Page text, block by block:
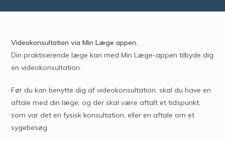
Videokonsultation via Min Læge appen.
Din praktiserende læge kan med Min Læge-appen tilbyde dig
en videokonsultation.
Før du kan benytte dig af videokonsultation, skal du have en
aftale med din læge, og der skal være aftalt et tidspunkt,
som var det en fysisk konsultation, eller en aftale om et
sygebesøg.